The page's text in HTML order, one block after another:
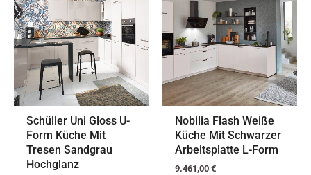
Schüller Uni Gloss U-
Form Küche Mit
Tresen Sandgrau
Hochglanz
Nobilia Flash Weiße
Küche Mit Schwarzer
Arbeitsplatte L-Form
9.461,00 €